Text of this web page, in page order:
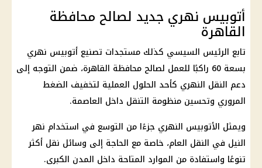
أتوبيس نهري جديد لصالح محافظة
القاهرة
تابع الرئيس السيسي كذلك مستجدات تصنيع أتوبيس نهري
بسعة 60 راكبًا للعمل لصالح محافظة القاهرة، ضمن التوجه إلى
دعم النقل النهري كأحد الحلول العملية لتخفيف الضغط
المروري وتحسين منظومة التنقل داخل العاصمة.
ويمثل الأتوبيس النهري جزءًا من التوسع في استخدام نهر
النيل في النقل العام، خاصة مع الحاجة إلى وسائل نقل أكثر
تنوعًا واستفادة من الموارد المتاحة داخل المدن الكبرى.